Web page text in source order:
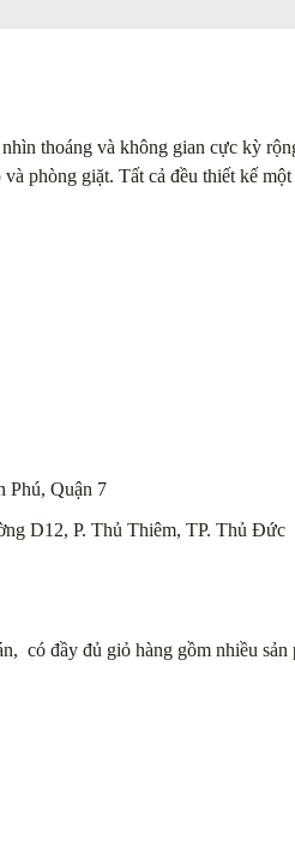
thoáng và không gian cực kỳ
phòng giặt. Tất cả đều thiết kế
Phú, Quận 7
D12, P. Thủ Thiêm, TP. Thủ Đức
có đầy đủ giỏ hàng gồm nhiều sản